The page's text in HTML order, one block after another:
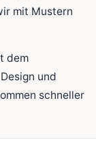
mit Mustern
dem
und
schneller